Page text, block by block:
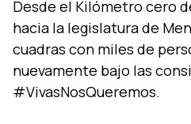
Desde el Kilómetro cero
hacia la legislatura de
cuadras con miles de
nuevamente bajo las
#VivasNosQueremos.